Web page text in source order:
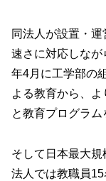
同法人が設置・
速さに対応しな
年4月に工学部の
よる教育から、
と教育プログラム
そして日本最大
法人では教職員